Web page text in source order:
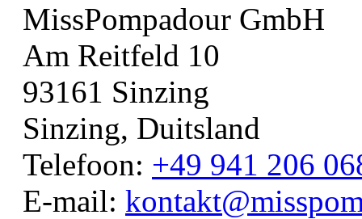
MissPompadour GmbH
Am Reitfeld 10
93161 Sinzing
Sinzing, Duitsland
Telefoon: +49 941 206
E-mail: